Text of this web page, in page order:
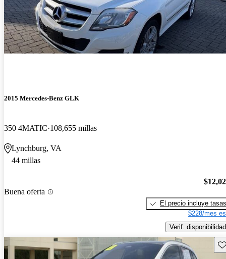
2015 Mercedes-Benz GLK
350 4MATIC 108,655 millas
Lynchburg, VA
44 millas
Buena oferta
El precio incluye tasas
$228/mes
Verif. disponibilidad